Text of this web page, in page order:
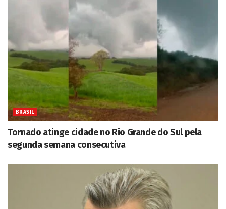
BRASIL
Tornado atinge cidade no Rio Grande do Sul pela
segunda semana consecutiva